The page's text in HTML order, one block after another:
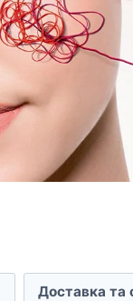
Доставка та